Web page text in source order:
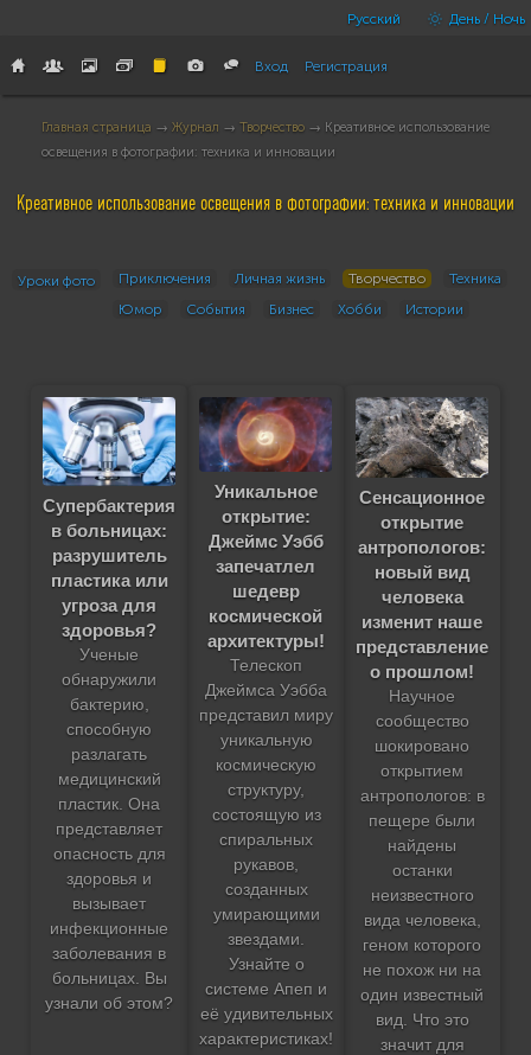
Русский День / Ночь
Вход Регистрация
Главная страница → Журнал → Творчество → Креативное использование
освещения в фотографии: техника и инновации
Креативное использование освещения в фотографии: техника и инновации
Уроки фото Приключения Личная жизнь Творчество
Техника
Юмор
События Бизнес Хобби Истории
Супербактерия
в больницах:
разрушитель
пластика или
угроза для
здоровья?
Ученые
обнаружили
бактерию,
способную
разлагать
медицинский
пластик. Она
представляет
опасность для
здоровья и
вызывает
инфекционные
заболевания в
больницах. Вы
узнали об этом?
Уникальное
открытие:
Джеймс Уэбб
запечатлел
шедевр
космической
архитектуры!
Телескоп
Джеймса Уэбба
представил миру
уникальную
космическую
структуру,
состоящую из
спиральных
рукавов,
созданных
умирающими
звездами.
Узнайте о
системе Апеп и
её удивительных
характеристиках!
Сенсационное
открытие
антропологов:
новый вид
человека
изменит наше
представление
о прошлом!
Научное
сообщество
шокировано
открытием
антропологов: в
пещере были
найдены
останки
неизвестного
вида человека,
геном которого
не похож ни на
один известный
вид. Что это
значит для